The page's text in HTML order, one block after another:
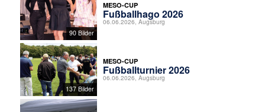
90 Bilder
MESO-CUP
Fußballhago 2026
06.06.2026, Augsburg
137 Bilder
MESO-CUP
Fußballturnier 2026
06.06.2026, Augsburg